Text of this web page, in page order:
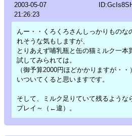
2003-05-07
21:26:23
んー・・くろくろさんしっかりものな
れそうな気もしますが、
とりあえず哺乳瓶と缶の猫ミルク一本
試してみられては。
（御予算2000円ほどかかりますが・
いついてくると思いますです。
そして、ミルク足りていて残るような
プレイ～（←違）。